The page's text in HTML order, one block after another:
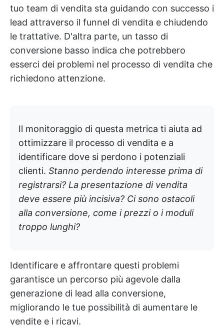
tuo team di vendita sta guidando con successo i
lead attraverso il funnel di vendita e chiudendo
le trattative. D'altra parte, un tasso di
conversione basso indica che potrebbero
esserci dei problemi nel processo di vendita che
richiedono attenzione.
Il monitoraggio di questa metrica ti aiuta ad
ottimizzare il processo di vendita e a
identificare dove si perdono i potenziali
clienti. Stanno perdendo interesse prima di
registrarsi? La presentazione di vendita
deve essere più incisiva? Ci sono ostacoli
alla conversione, come i prezzi o i moduli
troppo lunghi?
Identificare e affrontare questi problemi
garantisce un percorso più agevole dalla
generazione di lead alla conversione,
migliorando le tue possibilità di aumentare le
vendite e i ricavi.